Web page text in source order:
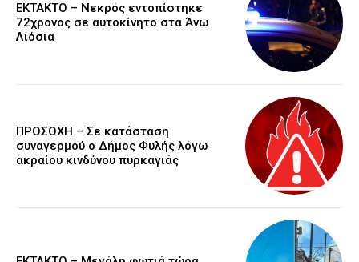
EKTAKTO – Νεκρός εντοπίστηκε
72χρονος σε αυτοκίνητο στα Άνω
Λιόσια
ΠΡΟΣΟΧΗ – Σε κατάσταση
συναγερμού ο Δήμος Φυλής λόγω
ακραίου κινδύνου πυρκαγιάς